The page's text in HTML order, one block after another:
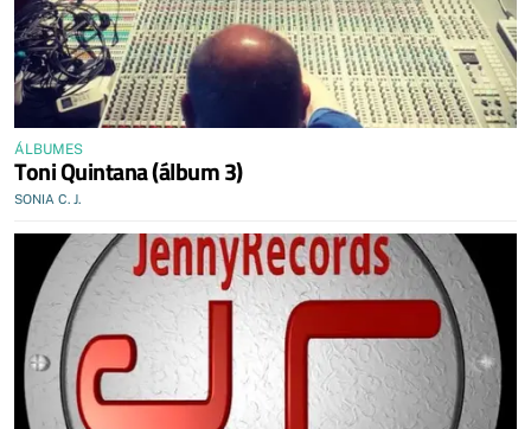
ÁLBUMES
Toni Quintana (álbum 3)
SONIA C. J.